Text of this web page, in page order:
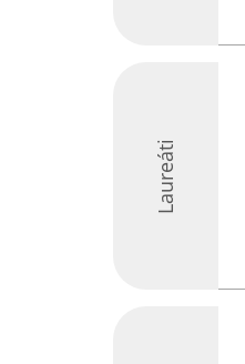
Laureáti